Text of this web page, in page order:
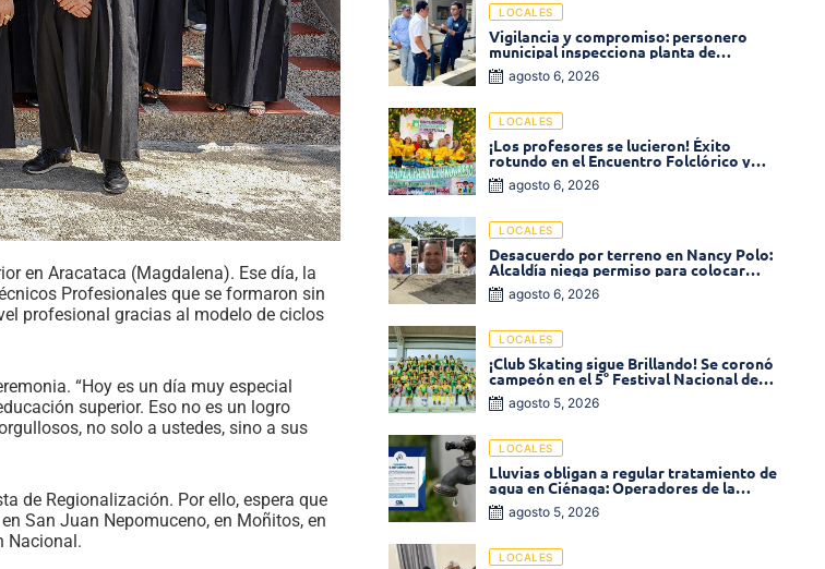
en Aracataca (Magdalena). Ese día, la
Profesionales que se formaron sin
profesional gracias al modelo de ciclos
“Hoy es un día muy especial
superior. Eso no es un logro
no solo a ustedes, sino a sus
de Regionalización. Por ello, espera que
San Juan Nepomuceno, en Moñitos, en
Nacional.
LOCALES
Vigilancia y compromiso: personero
municipal inspecciona planta de
tratamiento de agua
agosto 6, 2026
LOCALES
¡Los profesores se lucieron! Éxito
rotundo en el Encuentro Folclórico y
Cultural del Magisterio 2026 en Ciénaga
agosto 6, 2026
LOCALES
Desacuerdo por terreno en Nancy Polo:
Alcaldía niega permiso para colocar
venta de comidas
agosto 6, 2026
LOCALES
¡Club Skating sigue Brillando! Se coronó
campeón en el 5° Festival Nacional de
Patinaje «Soledad sobre Ruedas»
agosto 5, 2026
LOCALES
Lluvias obligan a regular tratamiento de
agua en Ciénaga: Operadores de la
Sierra anuncia baja presión en varios
sectores
agosto 5, 2026
LOCALES